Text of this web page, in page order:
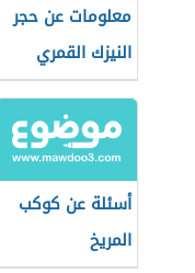
معلومات عن حجر
النيزك القمري
أسئلة عن كوكب
المريخ